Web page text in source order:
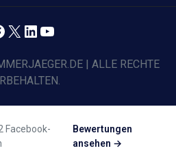
| ALLE RECHTE
X LinkedIn
YouTube
Facebook-
Bewertungen
ansehen →